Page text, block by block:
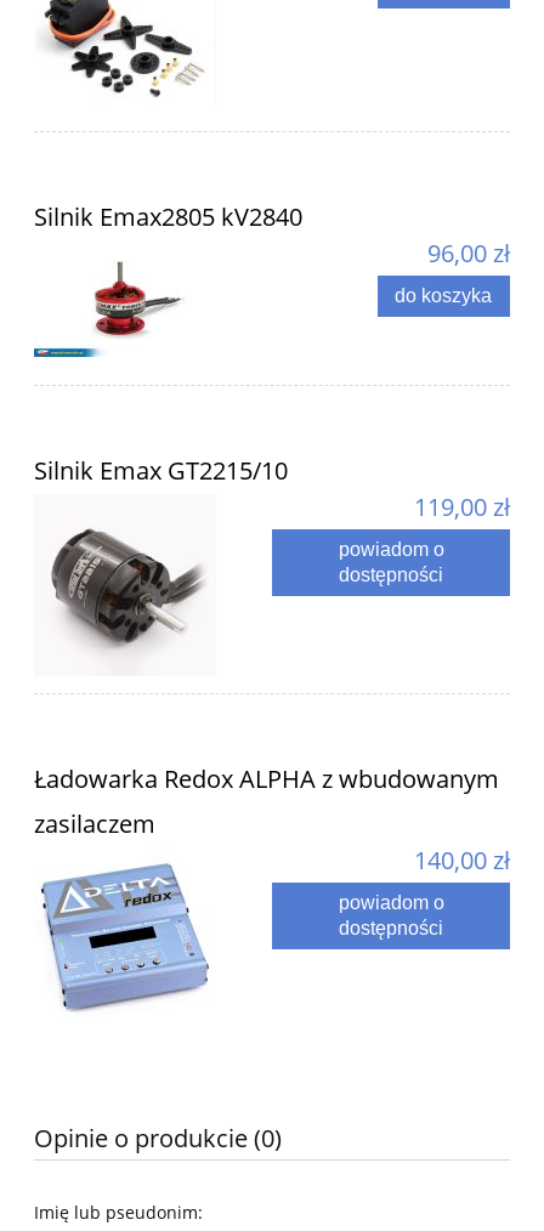
Silnik Emax2805 kV2840
96,00 zł
do koszyka
Silnik Emax GT2215/10
119,00 zł
powiadom o
dostępności
Ładowarka Redox ALPHA z wbudowanym
zasilaczem
140,00 zł
powiadom o
dostępności
Opinie o produkcie (0)
Imię lub pseudonim: